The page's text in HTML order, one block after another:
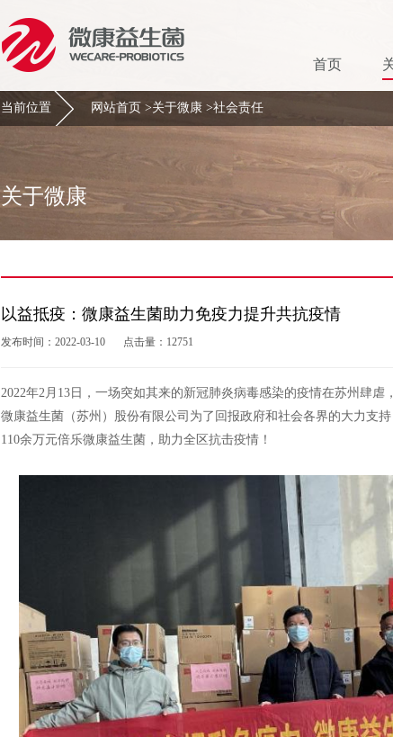
首页
当前位置 网站首页 >关于微康 >社会责任
关于微康
以益抵疫：微康益生菌助力免疫力提升共抗疫情
发布时间：2022-03-10 点击量：12751
2022年2月13日，一场突如其来的新冠肺炎病毒感染的疫情在苏州肆虐
微康益生菌（苏州）股份有限公司为了回报政府和社会各界的大力支
110余万元倍乐微康益生菌，助力全区抗击疫情！